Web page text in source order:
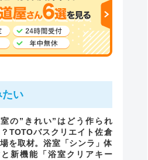
い
の”きれい”はどう作られ
TOTOバスクリエイト佐倉
を取材。浴室「シンラ」体
新機能「浴室クリアキー